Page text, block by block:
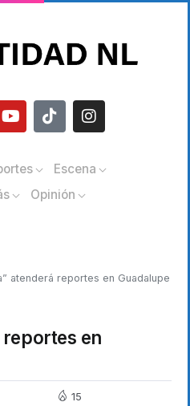
Escena
Opinión
atenderá reportes en Guadalupe
reportes en
15